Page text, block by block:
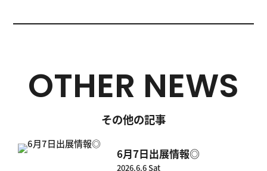
OTHER NEWS
その他の記事
6月7日出展情報◎
2026.6.6 Sat